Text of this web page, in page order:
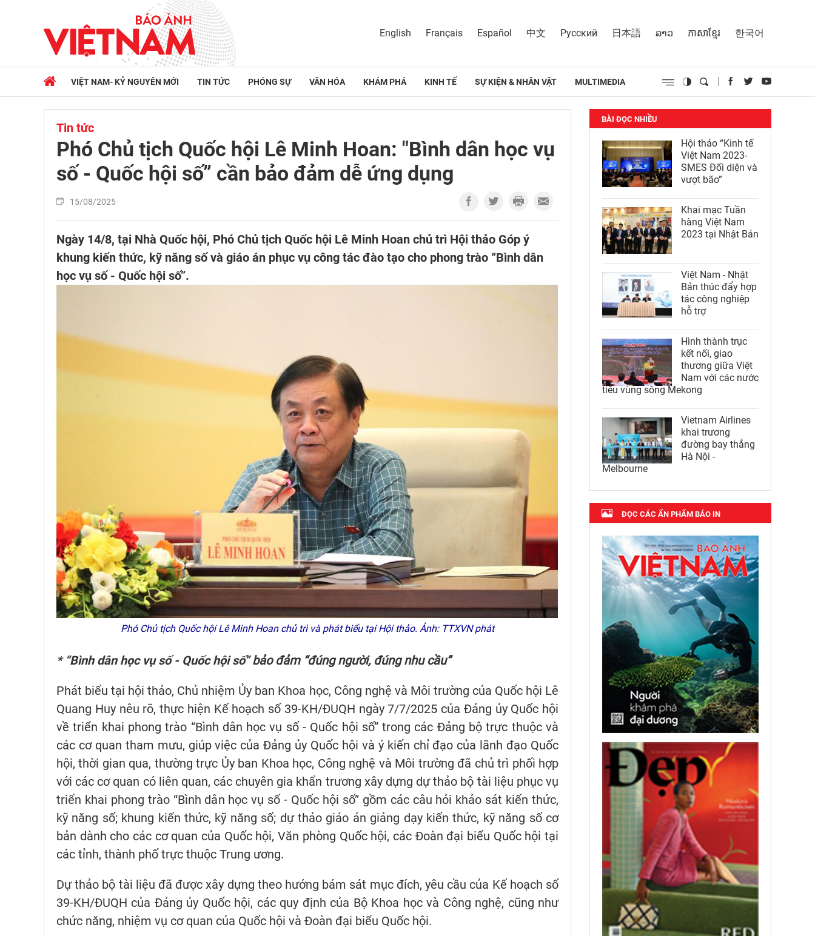
English Français Español 中文 Русский 日本語 ລາວ ភាសាខ្មែរ 한국어
VIỆT NAM- KỶ NGUYÊN MỚI TIN TỨC PHÓNG SỰ VĂN HÓA KHÁM PHÁ KINH TẾ SỰ KIỆN & NHÂN VẬT MULTIMEDIA
Tin tức
Phó Chủ tịch Quốc hội Lê Minh Hoan: "Bình dân học vụ
số - Quốc hội số” cần bảo đảm dễ ứng dụng
15/08/2025
Ngày 14/8, tại Nhà Quốc hội, Phó Chủ tịch Quốc hội Lê Minh Hoan chủ trì Hội thảo Góp ý
khung kiến thức, kỹ năng số và giáo án phục vụ công tác đào tạo cho phong trào “Bình dân
học vụ số - Quốc hội số”.
Phó Chủ tịch Quốc hội Lê Minh Hoan chủ trì và phát biểu tại Hội thảo. Ảnh: TTXVN phát
* “Bình dân học vụ số - Quốc hội số”bảo đảm “đúng người, đúng nhu cầu”
Phát biểu tại hội thảo, Chủ nhiệm Ủy ban Khoa học, Công nghệ và Môi trường của Quốc hội Lê
Quang Huy nêu rõ, thực hiện Kế hoạch số 39-KH/ĐUQH ngày 7/7/2025 của Đảng ủy Quốc hội
về triển khai phong trào “Bình dân học vụ số - Quốc hội số” trong các Đảng bộ trực thuộc và
các cơ quan tham mưu, giúp việc của Đảng ủy Quốc hội và ý kiến chỉ đạo của lãnh đạo Quốc
hội, thời gian qua, thường trực Ủy ban Khoa học, Công nghệ và Môi trường đã chủ trì phối hợp
với các cơ quan có liên quan, các chuyên gia khẩn trương xây dựng dự thảo bộ tài liệu phục vụ
triển khai phong trào “Bình dân học vụ số - Quốc hội số” gồm các câu hỏi khảo sát kiến thức,
kỹ năng số; khung kiến thức, kỹ năng số; dự thảo giáo án giảng dạy kiến thức, kỹ năng số cơ
bản dành cho các cơ quan của Quốc hội, Văn phòng Quốc hội, các Đoàn đại biểu Quốc hội tại
các tỉnh, thành phố trực thuộc Trung ương.
Dự thảo bộ tài liệu đã được xây dựng theo hướng bám sát mục đích, yêu cầu của Kế hoạch số
39-KH/ĐUQH của Đảng ủy Quốc hội, các quy định của Bộ Khoa học và Công nghệ, cũng như
chức năng, nhiệm vụ cơ quan của Quốc hội và Đoàn đại biểu Quốc hội.
BÀI ĐỌC NHIỀU
Hội thảo “Kinh tế
Việt Nam 2023-
SMES Đối diện và
vượt bão”
Khai mạc Tuần
hàng Việt Nam
2023 tại Nhật Bản
Việt Nam - Nhật
Bản thúc đẩy hợp
tác công nghiệp
hỗ trợ
Hình thành trục
kết nối, giao
thương giữa Việt
Nam với các nước
tiểu vùng sông Mekong
Vietnam Airlines
khai trương
đường bay thẳng
Hà Nội -
Melbourne
ĐỌC CÁC ẤN PHẨM BÁO IN